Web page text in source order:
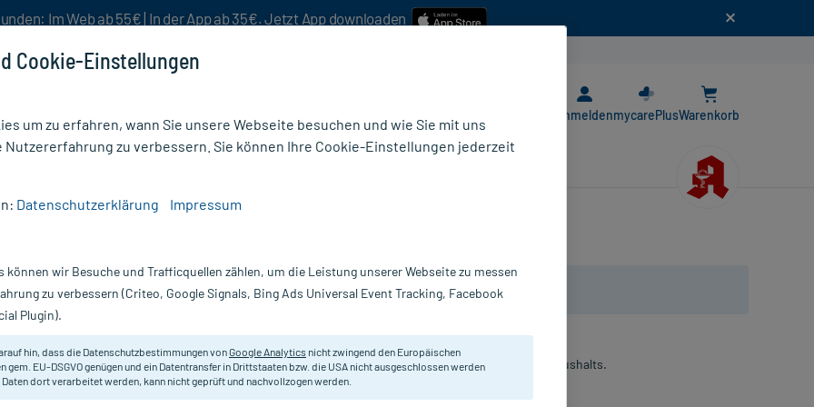
Im Web ab 55€ | In der App ab 35€. Jetzt App downloaden
AnmeldenmycarePlusWarenkorb
Nur für kurze Zeit:Gratis-Versand* ab 19€ Mindestbestellwert!
100 St Mineralstoff-/Kaliumpräparat zur Normalisierung des Kaliumhaushalts.
Darreichung:
Hartkapseln
Cookie-Einstellungen
um zu erfahren, wann Sie unsere Webseite besuchen und wie Sie mit uns
Nutzererfahrung zu verbessern. Sie können Ihre Cookie-Einstellungen jederzeit
Datenschutzerklärung Impressum
können wir Besuche und Trafficquellen zählen, um die Leistung unserer Webseite zu messen
zu verbessern (Criteo, Google Signals, Bing Ads Universal Event Tracking, Facebook
Plugin).
hin, dass die Datenschutzbestimmungen vonGoogle Analytics nicht zwingend den Europäischen
gem. EU-DSGVO genügen und ein Datentransfer in Drittstaaten bzw. die USA nicht ausgeschlossen werden
Daten dort verarbeitet werden, kann nicht geprüft und nachvollzogen werden.